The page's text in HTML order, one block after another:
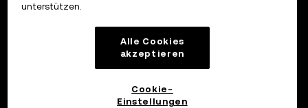
unterstützen.
Alle Cookies
akzeptieren
Cookie-
Einstellungen